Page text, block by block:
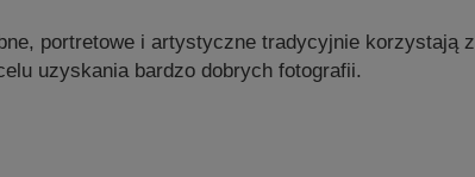
portretowe i artystyczne tradycyjnie korzystają z
uzyskania bardzo dobrych fotografii.